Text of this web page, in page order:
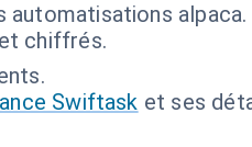
automatisations alpaca.
chiffrés.
Swiftask et ses